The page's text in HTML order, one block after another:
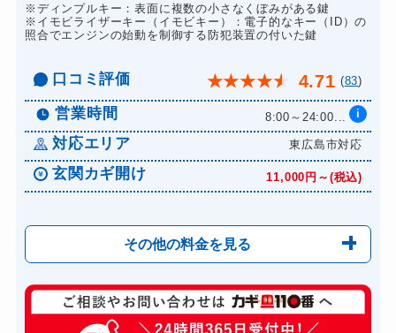
※ディンプルキー：表面に複数の小さなくぼみがある鍵
※イモビライザーキー（イモビキー）：電子的なキー（ID）の
照合でエンジンの始動を制御する防犯装置の付いた鍵
口コミ評価 ★★★★★ 4.71 (83)
営業時間 8:00～24:00... i
対応エリア 東広島市対応
玄関カギ開け 11,000円～(税込)
その他の料金を見る
玄関カギ修理 8,800円～(税込)